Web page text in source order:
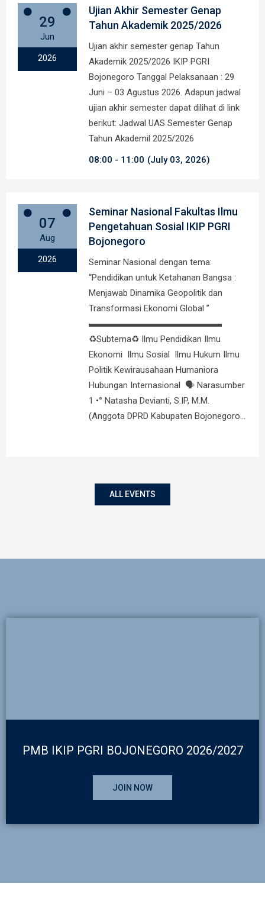
29
Jun
2026
Ujian Akhir Semester Genap
Tahun Akademik 2025/2026
Ujian akhir semester genap Tahun
Akademik 2025/2026 IKIP PGRI
Bojonegoro Tanggal Pelaksanaan : 29
Juni – 03 Agustus 2026. Adapun jadwal
ujian akhir semester dapat dilihat di link
berikut: Jadwal UAS Semester Genap
Tahun Akademil 2025/2026
08:00
11:00 (July 03, 2026)
07
Aug
2026
Seminar Nasional Fakultas Ilmu
Pengetahuan Sosial IKIP PGRI
Bojonegoro
Seminar Nasional dengan tema:
“Pendidikan untuk Ketahanan Bangsa :
Menjawab Dinamika Geopolitik dan
Transformasi Ekonomi Global ”
▬▬▬▬▬▬▬▬▬▬▬▬▬▬▬
♻️Subtema♻️ Ilmu Pendidikan Ilmu
Ekonomi Ilmu Sosial Ilmu Hukum Ilmu
Politik Kewirausahaan Humaniora
Hubungan Internasional 🗣️ Narasumber
1 •° Natasha Devianti, S.IP, M.M.
(Anggota DPRD Kabupaten Bojonegoro…
ALL EVENTS
PMB IKIP PGRI BOJONEGORO 2026/2027
JOIN NOW